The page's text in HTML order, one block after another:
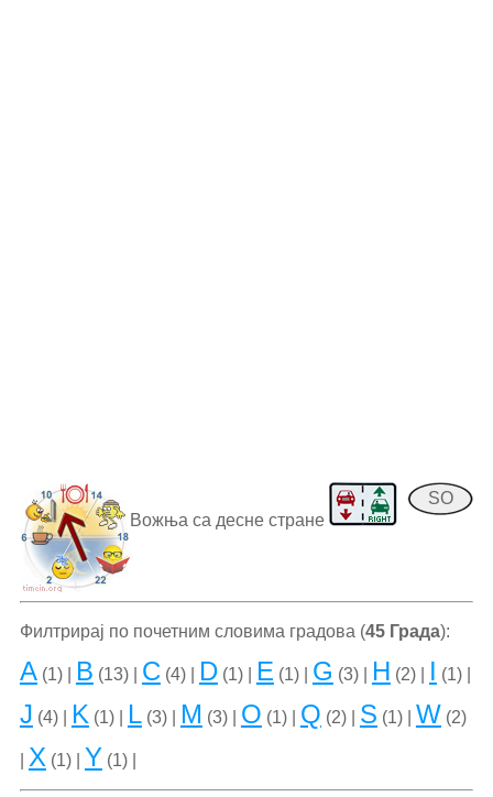
SO
Вожња са десне стране
Филтрирај по почетним словима градова (45 Града):
A(1) | B (13) | C (4) | D(1) | E (1) | G (3) | H (2) | I (1) |
J (4) | K (1) | L(3) | M (3) | O (1) | Q (2) | S (1) | W (2)
X (1) | Y (1) |